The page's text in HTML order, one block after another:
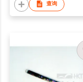
查询